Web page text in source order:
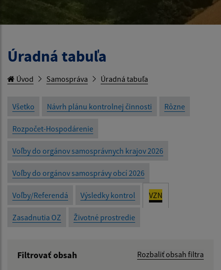
Úradná tabuľa
Úvod Samospráva Úradná tabuľa
Všetko Návrh plánu kontrolnej činnosti Rôzne
Rozpočet-Hospodárenie
Voľby do orgánov samosprávnych krajov 2026
Voľby do orgánov samosprávy obcí 2026
Voľby/Referendá Výsledky kontrol VZN
Zasadnutia OZ Životné prostredie
Filtrovať obsah Rozbaliť obsah filtra